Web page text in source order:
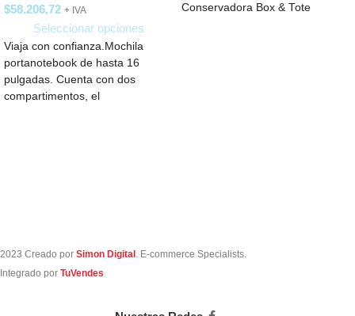
$58.206,72 + IVA
Seleccionar opciones
Viaja con confianza.Mochila
portanotebook de hasta 16
pulgadas. Cuenta con dos
compartimentos, el
Conservadora Box & Tote
2023 Creado por Simon Digital . E-commerce Specialists.
Integrado por TuVendes